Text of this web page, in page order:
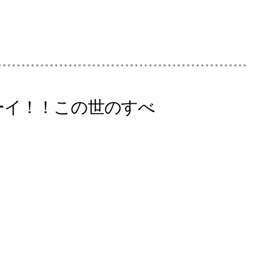
イ！！この世のすべ